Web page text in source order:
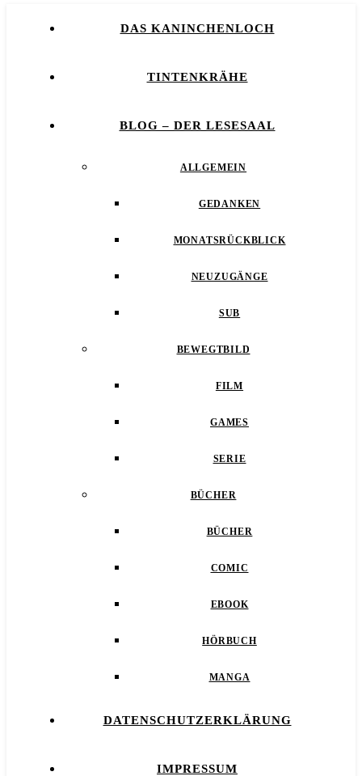
DAS KANINCHENLOCH
TINTENKRÄHE
BLOG – DER LESESAAL
ALLGEMEIN
GEDANKEN
MONATSRÜCKBLICK
NEUZUGÄNGE
SUB
BEWEGTBILD
FILM
GAMES
SERIE
BÜCHER
BÜCHER
COMIC
EBOOK
HÖRBUCH
MANGA
DATENSCHUTZERKLÄRUNG
IMPRESSUM